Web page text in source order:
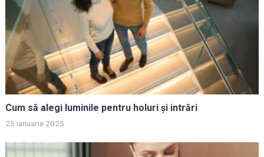
Cum să alegi luminile pentru holuri și intrări
25 ianuarie 2025